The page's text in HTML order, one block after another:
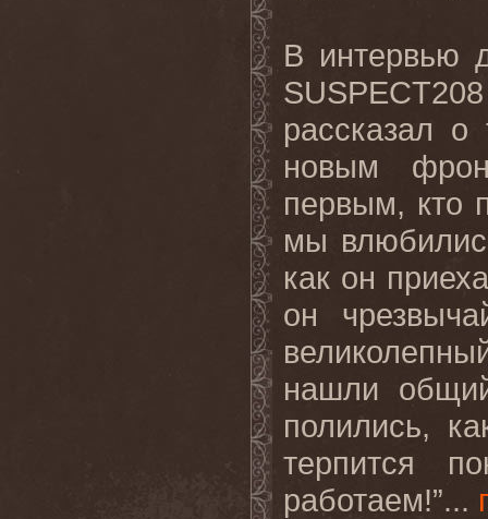
В интервью
рассказал
новым
первым, кто
мы
как он
он
нашли
полились,
терпится
работаем!”...